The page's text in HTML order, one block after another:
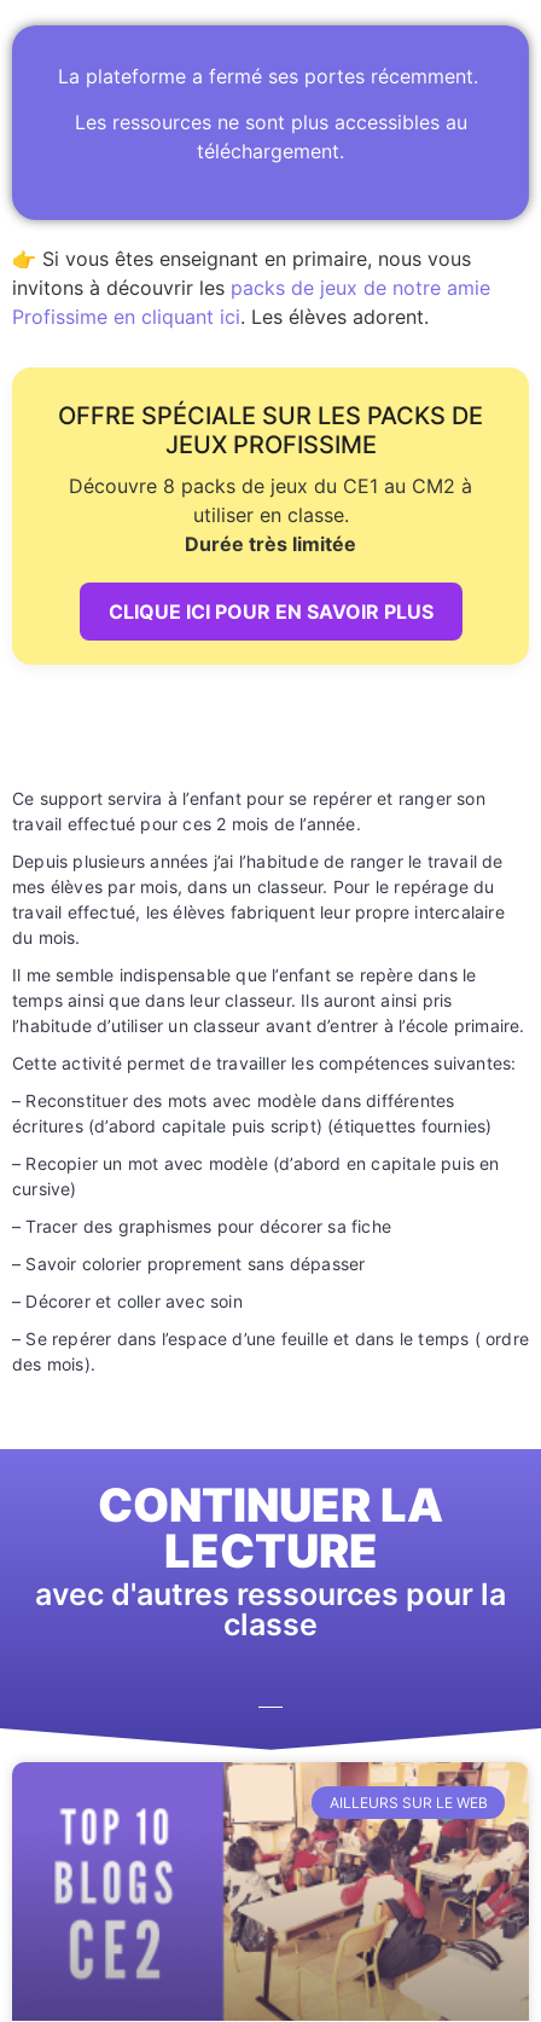
La plateforme a fermé ses portes récemment.
Les ressources ne sont plus accessibles au
téléchargement.
👉 Si vous êtes enseignant en primaire, nous vous
invitons à découvrir les packs de jeux de notre amie
Profissime en cliquant ici. Les élèves adorent.
OFFRE SPÉCIALE SUR LES PACKS DE
JEUX PROFISSIME
Découvre 8 packs de jeux du CE1 au CM2 à
utiliser en classe.
Durée très limitée
CLIQUE ICI POUR EN SAVOIR PLUS
Ce support servira à l’enfant pour se repérer et ranger son
travail effectué pour ces 2 mois de l’année.
Depuis plusieurs années j’ai l’habitude de ranger le travail de
mes élèves par mois, dans un classeur. Pour le repérage du
travail effectué, les élèves fabriquent leur propre intercalaire
du mois.
Il me semble indispensable que l’enfant se repère dans le
temps ainsi que dans leur classeur. Ils auront ainsi pris
l’habitude d’utiliser un classeur avant d’entrer à l’école primaire.
Cette activité permet de travailler les compétences suivantes:
– Reconstituer des mots avec modèle dans différentes
écritures (d’abord capitale puis script) (étiquettes fournies)
– Recopier un mot avec modèle (d’abord en capitale puis en
cursive)
– Tracer des graphismes pour décorer sa fiche
– Savoir colorier proprement sans dépasser
– Décorer et coller avec soin
– Se repérer dans l’espace d’une feuille et dans le temps ( ordre
des mois).
CONTINUER LA
LECTURE
avec d'autres ressources pour la
classe
AILLEURS SUR LE WEB